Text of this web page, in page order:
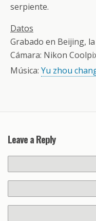
serpiente.
Datos
Grabado en Beijing,
Cámara: Nikon
Música: Yu zhou
Leave a Reply